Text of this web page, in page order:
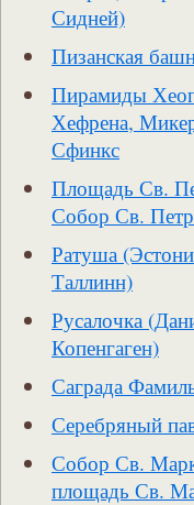
Сидней)
Пизанская
Пирамиды
Хефрена,
Сфинкс
Площадь Св.
Собор Св.
Ратуша
Таллинн)
Русалочка
Копенгаген)
Саграда
Серебряный
Собор Св.
площадь Св.